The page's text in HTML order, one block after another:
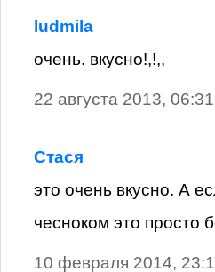
ludmila
очень. вкусно!,!,,
22 августа 2013, 06:31
Стася
это очень вкусно. А
чесноком это просто
10 февраля 2014,